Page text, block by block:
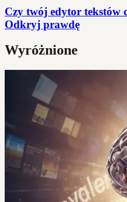
Czy twój edytor tekstów
Odkryj prawdę
Wyróżnione